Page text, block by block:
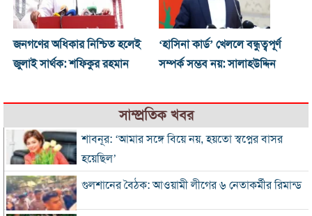
জনগণের অধিকার নিশ্চিত হলেই
জুলাই সার্থক: শফিকুর রহমান
‘হাসিনা কার্ড’ খেললে বন্ধুত্বপূর্ণ
সম্পর্ক সম্ভব নয়: সালাহউদ্দিন
সাম্প্রতিক খবর
শাবনূর: ‘আমার সঙ্গে বিয়ে নয়, হয়তো স্বপ্নের বাসর
হয়েছিল’
গুলশানের বৈঠক: আওয়ামী লীগের ৬ নেতাকর্মীর রিমান্ড